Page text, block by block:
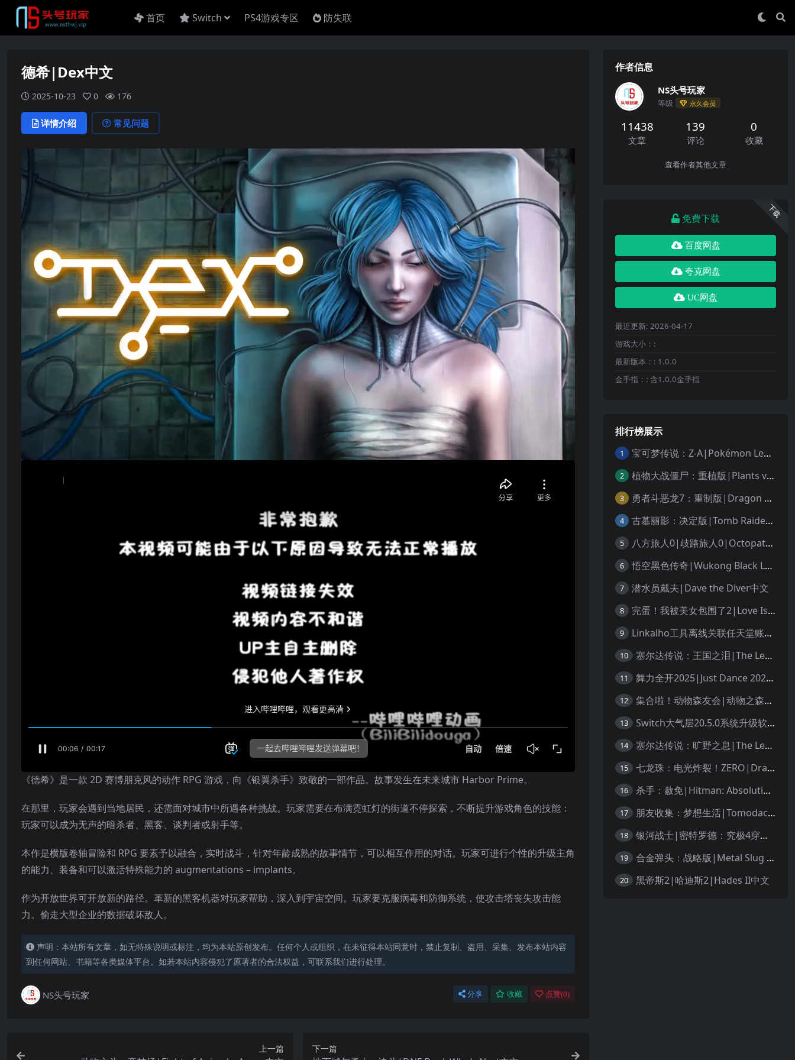
首页 Switch PS4游戏专区 防失联
德希|Dex中文
2025-10-23 0 176
详情介绍 常见问题
《德希》是一款 2D 赛博朋克风的动作 RPG 游戏，向《银翼杀手》致敬的一部作品。故事发生在未来城市 Harbor Prime。
在那里，玩家会遇到当地居民，还需面对城市中所遇各种挑战。玩家需要在布满霓虹灯的街道不停探索，不断提升游戏角色的技能：
玩家可以成为无声的暗杀者、黑客、谈判者或射手等。
本作是横版卷轴冒险和 RPG 要素予以融合，实时战斗，针对年龄成熟的故事情节，可以相互作用的对话。玩家可进行个性的升级主角
的能力、装备和可以激活特殊能力的 augmentations – implants。
作为开放世界可开放新的路径。革新的黑客机器对玩家帮助，深入到宇宙空间。玩家要克服病毒和防御系统，使攻击塔丧失攻击能
力。偷走大型企业的数据破坏敌人。
声明：本站所有文章，如无特殊说明或标注，均为本站原创发布。任何个人或组织，在未征得本站同意时，禁止复制、盗用、采集、发布本站内容
到任何网站、书籍等各类媒体平台。如若本站内容侵犯了原著者的合法权益，可联系我们进行处理。
NS头号玩家 分享 收藏 点赞(0)
上一篇 下一篇
作者信息
NS头号玩家
等级 永久会员
11438
文章
139
评论
0
收藏
查看作者其他文章
下载
免费下载
百度网盘
夸克网盘
UC网盘
最近更新: 2026-04-17
游戏大小：:
最新版本：: 1.0.0
金手指：: 含1.0.0金手指
排行榜展示
1 宝可梦传说：Z-A|Pokémon Legends: Z-A中文
2 植物大战僵尸：重植版|Plants vs. Zombies: Replanted中文
3 勇者斗恶龙7：重制版|Dragon Quest VII Reimagined中文
4 古墓丽影：决定版|Tomb Raider: Definitive Edition中文
5 八方旅人0|歧路旅人0|Octopath Traveler 0中文
6 悟空黑色传奇|Wukong Black Legend
7 潜水员戴夫|Dave the Diver中文
8 完蛋！我被美女包围了2|Love Is All Around 2中文
9 Linkalho工具离线关联任天堂账户教程
10 塞尔达传说：王国之泪|The Legend of Zelda: Tears of the Kingdom中文
11 舞力全开2025|Just Dance 2025中文
12 集合啦！动物森友会|动物之森|Animal Crossing: New Horizons中文
13 Switch大气层20.5.0系统升级软硬破通用教程
14 塞尔达传说：旷野之息|The Legend of Zelda: Breath of the Wild中文
15 七龙珠：电光炸裂！ZERO|Dragon Ball: Sparking! Zero中文
16 杀手：赦免|Hitman: Absolution汉化
17 朋友收集：梦想生活|Tomodachi Life: Living the Dream中文
18 银河战士|密特罗德：究极4穿越未知|Metroid Prime 4: Beyond中文
19 合金弹头：战略版|Metal Slug Tactics中文
20 黑帝斯2|哈迪斯2|Hades II中文